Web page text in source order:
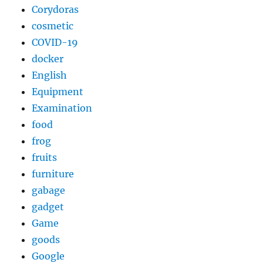
Corydoras
cosmetic
COVID-19
docker
English
Equipment
Examination
food
frog
fruits
furniture
gabage
gadget
Game
goods
Google